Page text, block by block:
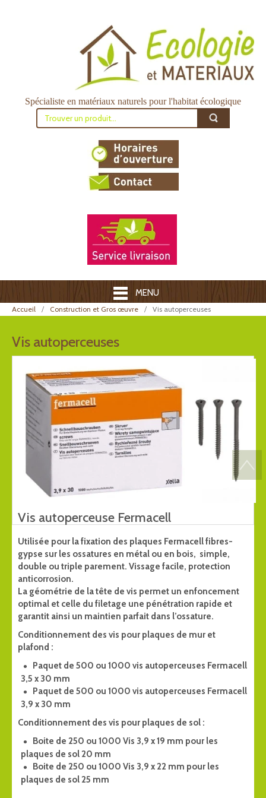
Spécialiste en matériaux naturels pour l'habitat écologique
MENU
Accueil Construction et Gros œuvre Vis autoperceuses
Vis autoperceuses
Vis autoperceuse Fermacell
Utilisée pour la fixation des plaques Fermacell fibres-
gypse sur les ossatures en métal ou en bois, simple,
double ou triple parement. Vissage facile, protection
anticorrosion.
La géométrie de la tête de vis permet un enfoncement
optimal et celle du filetage une pénétration rapide et
garantit ainsi un maintien parfait dans l’ossature.
Conditionnement des vis pour plaques de mur et
plafond :
Paquet de 500 ou 1000 vis autoperceuses Fermacell
3,5 x 30 mm
Paquet de 500 ou 1000 vis autoperceuses Fermacell
3,9 x 30 mm
Conditionnement des vis pour plaques de sol :
Boite de 250 ou 1000 Vis 3,9 x 19 mm pour les
plaques de sol 20 mm
Boite de 250 ou 1000 Vis 3,9 x 22 mm pour les
plaques de sol 25 mm